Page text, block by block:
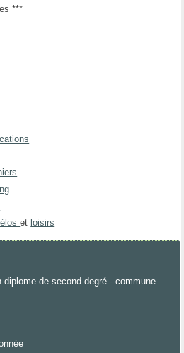
***
et loisirs
diplome de second degré - commune